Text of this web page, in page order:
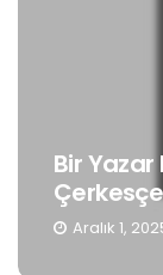
Bir Yazar
Aralık 1,